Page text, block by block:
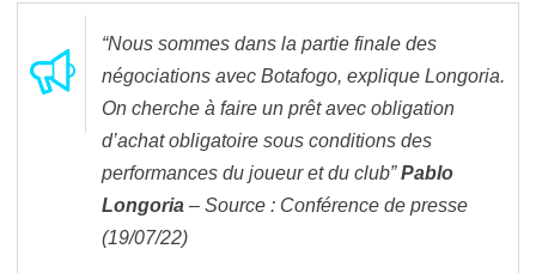
“Nous sommes dans la partie finale des
négociations avec Botafogo, explique Longoria.
On cherche à faire un prêt avec obligation
d’achat obligatoire sous conditions des
performances du joueur et du club”Pablo
Longoria – Source : Conférence de presse
(19/07/22)